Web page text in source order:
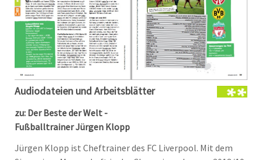
Audiodateien und Arbeitsblätter
zu: Der Beste der Welt -
Fußballtrainer Jürgen Klopp
Jürgen Klopp ist Cheftrainer des FC Liverpool. Mit dem